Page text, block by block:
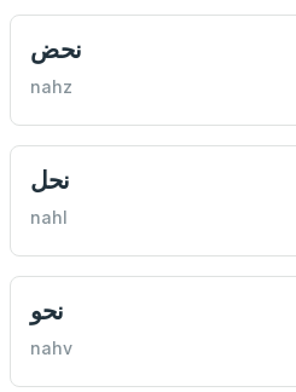
نحض
nahz
نحل
nahl
نحو
nahv